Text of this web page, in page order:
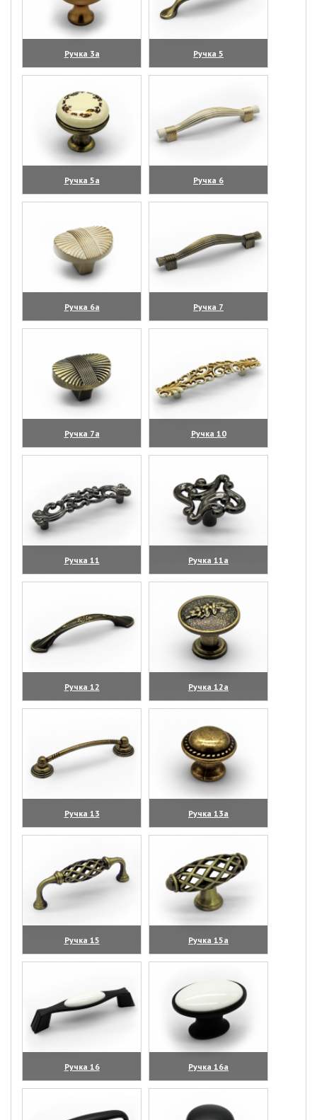
Ручка 3а
(увеличить)
Ручка 5
(увеличить)
Ручка 5а
(увеличить)
Ручка 6
(увеличить)
Ручка 6а
(увеличить)
Ручка 7
(увеличить)
Ручка 7а
(увеличить)
Ручка 10
(увеличить)
Ручка 11
(увеличить)
Ручка 11а
(увеличить)
Ручка 12
(увеличить)
Ручка 12а
(увеличить)
Ручка 13
(увеличить)
Ручка 13а
(увеличить)
Ручка 15
(увеличить)
Ручка 15а
(увеличить)
Ручка 16
(увеличить)
Ручка 16а
(увеличить)